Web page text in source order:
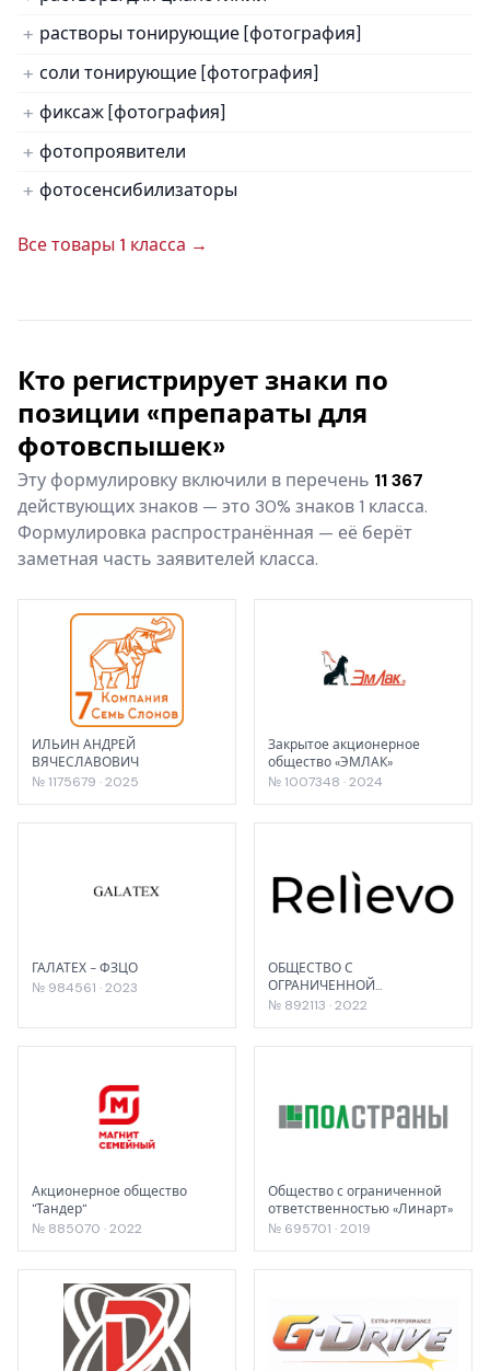
растворы тонирующие [фотография]
соли тонирующие [фотография]
фиксаж [фотография]
фотопроявители
фотосенсибилизаторы
Все товары 1 класса →
Кто регистрирует знаки по
позиции «препараты для
фотовспышек»
Эту формулировку включили в перечень 11 367
действующих знаков — это 30% знаков 1 класса.
Формулировка распространённая — её берёт
заметная часть заявителей класса.
ИЛЬИН АНДРЕЙ
ВЯЧЕСЛАВОВИЧ
№ 1175679 · 2025
Закрытое акционерное
общество «ЭМЛАК»
№ 1007348 · 2024
ГАЛАТЕХ - ФЗЦО
№ 984561 · 2023
ОБЩЕСТВО С
ОГРАНИЧЕННОЙ
ОТВЕТСТВЕННОСТЬЮ
№ 892113 · 2022
Акционерное общество
"Тандер"
№ 885070 · 2022
Общество с ограниченной
ответственностью «Линарт»
№ 695701 · 2019